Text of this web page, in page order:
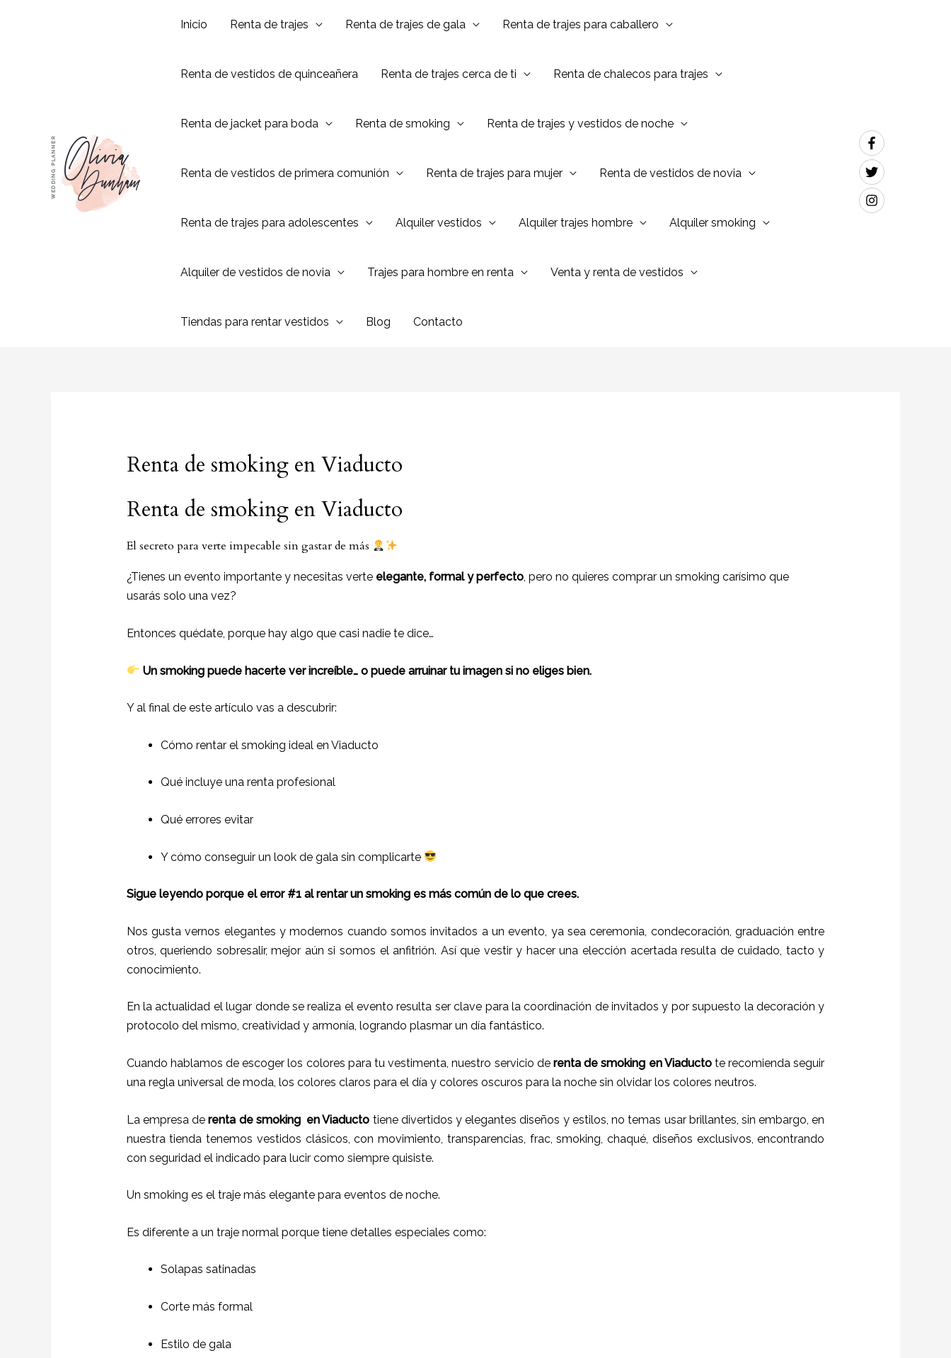
Inicio Renta de trajes Renta de trajes de gala Renta de trajes para caballero
Renta de vestidos de quinceañera Renta de trajes cerca de ti Renta de chalecos para trajes
Renta de jacket para boda Renta de smoking Renta de trajes y vestidos de noche
Renta de vestidos de primera comunión Renta de trajes para mujer Renta de vestidos de novia
Renta de trajes para adolescentes Alquiler vestidos Alquiler trajes hombre Alquiler smoking
Alquiler de vestidos de novia Trajes para hombre en renta Venta y renta de vestidos
Tiendas para rentar vestidos Blog Contacto
Renta de smoking en Viaducto
Renta de smoking en Viaducto
El secreto para verte impecable sin gastar de más
¿Tienes un evento importante y necesitas verte elegante, formal y perfecto, pero no quieres comprar un smoking carísimo que
usarás solo una vez?
Entonces quédate, porque hay algo que casi nadie te dice…
Un smoking puede hacerte ver increíble… o puede arruinar tu imagen si no eliges bien.
Y al final de este artículo vas a descubrir:
Cómo rentar el smoking ideal en Viaducto
Qué incluye una renta profesional
Qué errores evitar
Y cómo conseguir un look de gala sin complicarte
Sigue leyendo porque el error #1 al rentar un smoking es más común de lo que crees.
Nos gusta vernos elegantes y modernos cuando somos invitados a un evento, ya sea ceremonia, condecoración, graduación entre
otros, queriendo sobresalir, mejor aún si somos el anfitrión. Así que vestir y hacer una elección acertada resulta de cuidado, tacto y
conocimiento.
En la actualidad el lugar donde se realiza el evento resulta ser clave para la coordinación de invitados y por supuesto la decoración y
protocolo del mismo, creatividad y armonía, logrando plasmar un día fantástico.
Cuando hablamos de escoger los colores para tu vestimenta, nuestro servicio de renta de smoking en Viaductote recomienda seguir
una regla universal de moda, los colores claros para el día y colores oscuros para la noche sin olvidar los colores neutros.
La empresa derenta de smoking en Viaducto tiene divertidos y elegantes diseños y estilos, no temas usar brillantes, sin embargo, en
nuestra tienda tenemos vestidos clásicos, con movimiento, transparencias, frac, smoking, chaqué, diseños exclusivos, encontrando
con seguridad el indicado para lucir como siempre quisiste.
Un smoking es el traje más elegante para eventos de noche.
Es diferente a un traje normal porque tiene detalles especiales como:
Solapas satinadas
Corte más formal
Estilo de gala